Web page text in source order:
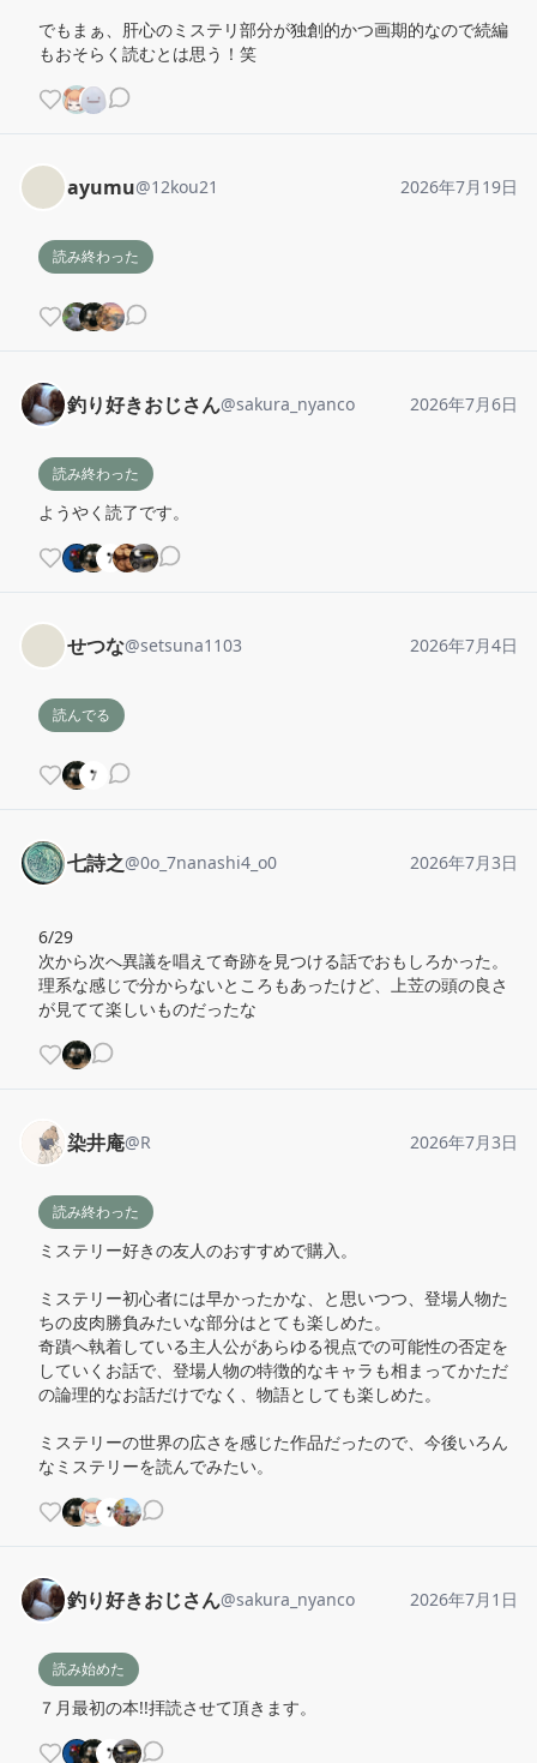
でもまぁ、肝心のミステリ部分が独創的かつ画期的なので続編
もおそらく読むとは思う！笑
ayumu@12kou21 2026年7月19日
読み終わった
釣り好きおじさん@sakura_nyanco 2026年7月6日
読み終わった
ようやく読了です。
せつな@setsuna1103 2026年7月4日
読んでる
七詩之@0o_7nanashi4_o0 2026年7月3日
6/29
次から次へ異議を唱えて奇跡を見つける話でおもしろかった。
理系な感じで分からないところもあったけど、上苙の頭の良さ
が見てて楽しいものだったな
染井庵@R 2026年7月3日
読み終わった
ミステリー好きの友人のおすすめで購入。
ミステリー初心者には早かったかな、と思いつつ、登場人物た
ちの皮肉勝負みたいな部分はとても楽しめた。
奇蹟へ執着している主人公があらゆる視点での可能性の否定を
していくお話で、登場人物の特徴的なキャラも相まってかただ
の論理的なお話だけでなく、物語としても楽しめた。
ミステリーの世界の広さを感じた作品だったので、今後いろん
なミステリーを読んでみたい。
釣り好きおじさん@sakura_nyanco 2026年7月1日
読み始めた
７月最初の本!!拝読させて頂きます。